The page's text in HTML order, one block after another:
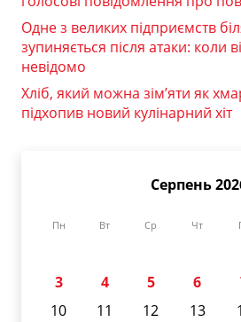
Одне з великих підприємств
зупиняється після атаки: коли
невідомо
Хліб, який можна зім’яти як
підхопив новий кулінарний хіт
Серпень
Пн Вт Ср Чт
3
4 5 6
10
11 12 13